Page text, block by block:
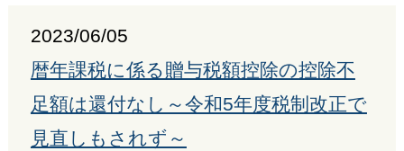
2023/06/05
暦年課税に係る贈与税額控除の控除不
足額は還付なし～令和5年度税制改正で
見直しもされず～